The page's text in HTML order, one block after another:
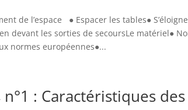
de l’espace ● Espacer les tables●
devant les sorties de secoursLe matériel●
normes européennes●...
n°1 : Caractéristiques